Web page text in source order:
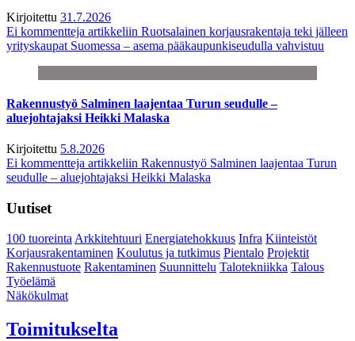
Kirjoitettu 31.7.2026
Ei kommentteja artikkeliin Ruotsalainen korjausrakentaja teki jälleen
yrityskaupat Suomessa – asema pääkaupunkiseudulla vahvistuu
Rakennustyö Salminen laajentaa Turun seudulle –
aluejohtajaksi Heikki Malaska
Kirjoitettu 5.8.2026
Ei kommentteja artikkeliin Rakennustyö Salminen laajentaa Turun
seudulle – aluejohtajaksi Heikki Malaska
Uutiset
100 tuoreintaArkkitehtuuri Energiatehokkuus Infra Kiinteistöt
Korjausrakentaminen Koulutus ja tutkimus Pientalo Projektit
Rakennustuote Rakentaminen Suunnittelu Talotekniikka Talous
Työelämä
Näkökulmat
Toimitukselta